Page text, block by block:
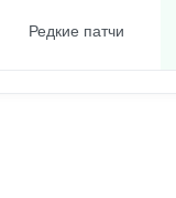
Редкие патчи